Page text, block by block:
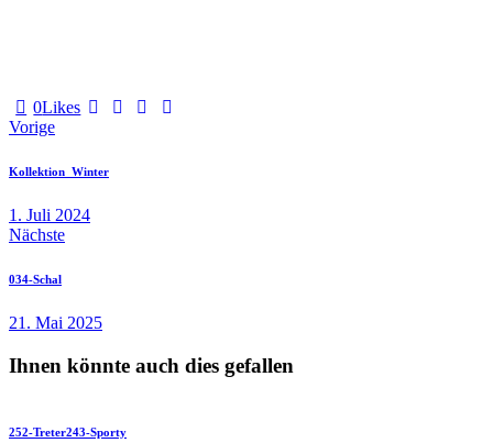
0Likes
Vorige
Kollektion_Winter
1. Juli 2024
Nächste
034-Schal
21. Mai 2025
Ihnen könnte auch dies gefallen
252-Treter243-Sporty